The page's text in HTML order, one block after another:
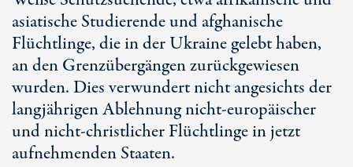
asiatische Studierende und afghanische
Flüchtlinge, die in der Ukraine gelebt haben,
an den Grenzübergängen zurückgewiesen
wurden. Dies verwundert nicht angesichts der
langjährigen Ablehnung nicht-europäischer
und nicht-christlicher Flüchtlinge in jetzt
aufnehmenden Staaten.